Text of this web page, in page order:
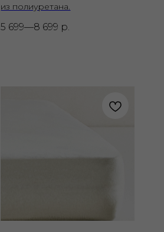
из полиуретана.
5 699—8 699 р.